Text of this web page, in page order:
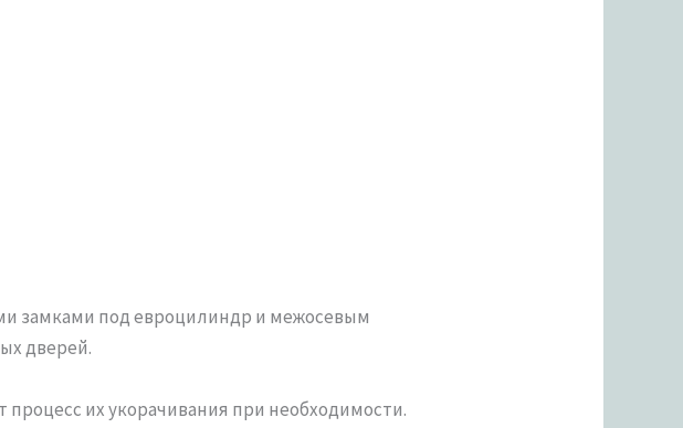
замками под евроцилиндр и межосевым
дверей.
их укорачивания при необходимости.